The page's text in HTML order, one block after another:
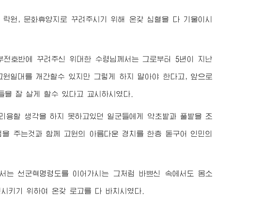
원, 문화휴양지로 꾸려주시기 위해 온갖 심혈을 다 기울이시
호반에 꾸려주신 위대한 수령님께서 는 그로부터 5년이 지난
일대를 개간할수 있지만 그렇게 하지 말아야 한다고, 앞으로
잘 살게 할수 있다고 교시하시였다.
용할 생각을 하지 못하고있던 일군들에게 약초밭과 풀밭을 조
주는것과 함께 고원의 아름다운 경치를 한층 돋구어 인민의
는 선군혁명령도를 이어가시는 그처럼 바쁘신 속에서도 몸소
키기 위하여 온갖 로고를 다 바치시였다.